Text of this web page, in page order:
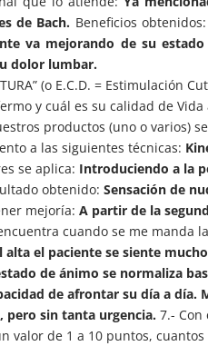
de Bach. Beneficios obtenidos:
va mejorando de su
dolor lumbar.
(o E.C.D. = Estimulación
y cuál es su calidad de
productos (uno o varios)
a las siguientes técnicas:
se aplica: Introduciendo a la
obtenido:Sensación de
mejoría:A partir de la
cuando se me manda
el paciente se siente
de ánimo se normaliza
de afrontar su día a
pero sin tanta urgencia. 7.- Con
valor de 1 a 10 puntos,